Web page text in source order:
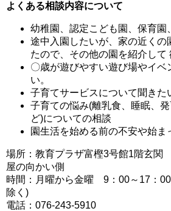
よくある相談内容について
幼稚園、認定こども園、保育園
途中入園したいが、家の近くの
たので、その他の園を紹介して
〇歳が遊びやすい遊び場やイベ
い。
子育てサービスについて聞きた
子育ての悩み(離乳食、睡眠、
ど)についての相談
園生活を始める前の不安や始ま
場所：教育プラザ富樫3号館1階玄関
屋の向かい側
時間：月曜から金曜 9：00～17：
除く)
電話：076-243-5910